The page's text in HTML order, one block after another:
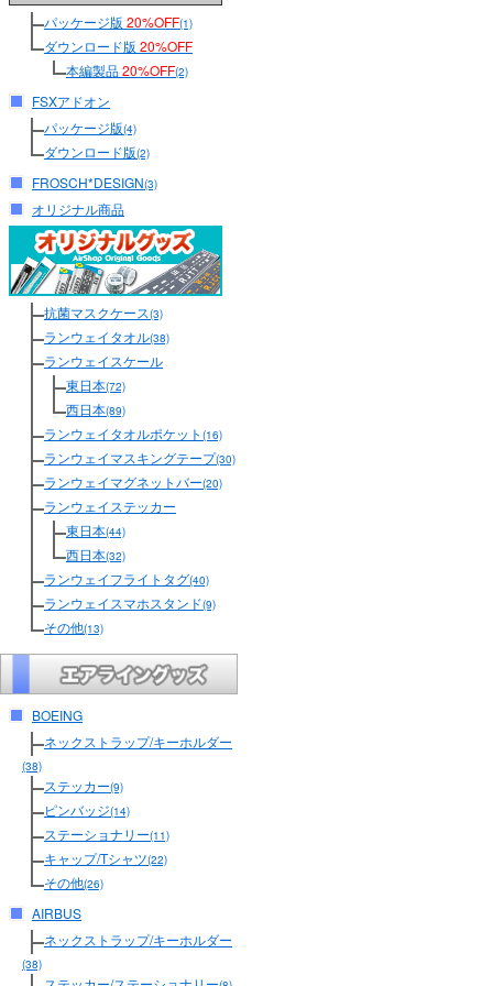
パッケージ版 20%OFF(1)
ダウンロード版 20%OFF
本編製品20%OFF(2)
FSXアドオン
パッケージ版(4)
ダウンロード版(2)
FROSCH*DESIGN(3)
オリジナル商品
抗菌マスクケース(3)
ランウェイタオル(38)
ランウェイスケール
東日本(72)
西日本(89)
ランウェイタオルポケット (16)
ランウェイマスキングテープ(30)
ランウェイマグネットバー(20)
ランウェイステッカー
東日本(44)
西日本(32)
ランウェイフライトタグ(40)
ランウェイスマホスタンド(9)
その他(13)
BOEING
ネックストラップ/キーホルダー
(38)
ステッカー(9)
ピンバッジ(14)
ステーショナリー(11)
キャップ/Tシャツ(22)
その他(26)
AIRBUS
ネックストラップ/キーホルダー
(38)